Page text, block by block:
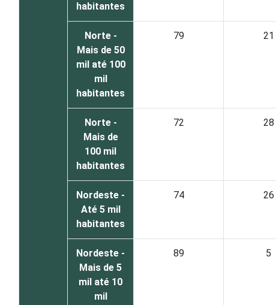
habitantes
Norte -
Mais de 50
mil até 100
mil
habitantes
79 21
Norte -
Mais de
100 mil
habitantes
72 28
Nordeste -
Até 5 mil
habitantes
74 26
Nordeste -
Mais de 5
mil até 10
mil
89 5